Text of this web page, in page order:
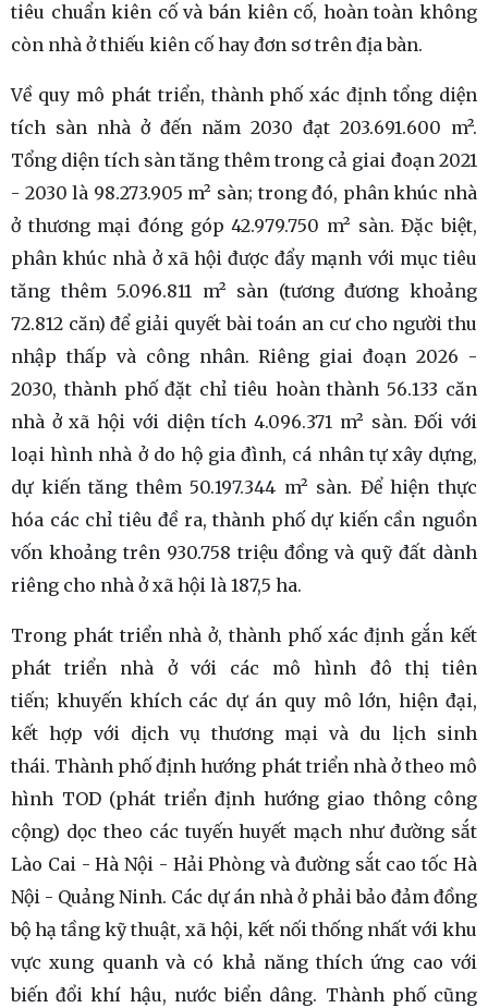
tiêu chuẩn kiên cố và bán kiên cố, hoàn toàn không
còn nhà ở thiếu kiên cố hay đơn sơ trên địa bàn.
Về quy mô phát triển, thành phố xác định tổng diện
tích sàn nhà ở đến năm 2030 đạt 203.691.600 m².
Tổng diện tích sàn tăng thêm trong cả giai đoạn 2021
- 2030 là 98.273.905 m² sàn; trong đó, phân khúc nhà
ở thương mại đóng góp 42.979.750 m² sàn. Đặc biệt,
phân khúc nhà ở xã hội được đẩy mạnh với mục tiêu
tăng thêm 5.096.811 m² sàn (tương đương khoảng
72.812 căn) để giải quyết bài toán an cư cho người thu
nhập thấp và công nhân. Riêng giai đoạn 2026 -
2030, thành phố đặt chỉ tiêu hoàn thành 56.133 căn
nhà ở xã hội với diện tích 4.096.371 m² sàn. Đối với
loại hình nhà ở do hộ gia đình, cá nhân tự xây dựng,
dự kiến tăng thêm 50.197.344 m² sàn. Để hiện thực
hóa các chỉ tiêu đề ra, thành phố dự kiến cần nguồn
vốn khoảng trên 930.758 triệu đồng và quỹ đất dành
riêng cho nhà ở xã hội là 187,5 ha.
Trong phát triển nhà ở, thành phố xác định gắn kết
phát triển nhà ở với các mô hình đô thị tiên
tiến; khuyến khích các dự án quy mô lớn, hiện đại,
kết hợp với dịch vụ thương mại và du lịch sinh
thái. Thành phố định hướng phát triển nhà ở theo mô
hình TOD (phát triển định hướng giao thông công
cộng) dọc theo các tuyến huyết mạch như đường sắt
Lào Cai - Hà Nội - Hải Phòng và đường sắt cao tốc Hà
Nội - Quảng Ninh. Các dự án nhà ở phải bảo đảm đồng
bộ hạ tầng kỹ thuật, xã hội, kết nối thống nhất với khu
vực xung quanh và có khả năng thích ứng cao với
biến đổi khí hậu, nước biển dâng. Thành phố cũng